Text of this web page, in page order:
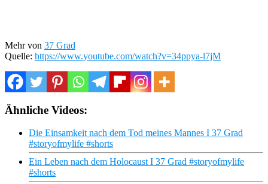
Mehr von 37 Grad
Quelle: https://www.youtube.com/watch?v=34ppya-l7jM
Ähnliche Videos:
Die Einsamkeit nach dem Tod meines Mannes I 37 Grad
#storyofmylife #shorts
Ein Leben nach dem Holocaust I 37 Grad #storyofmylife
#shorts